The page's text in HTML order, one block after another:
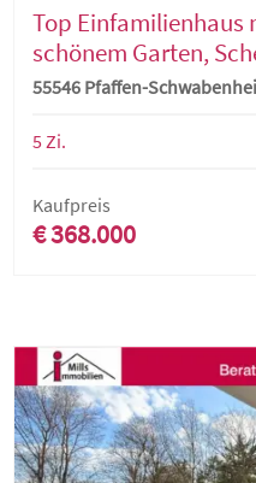
Top Einfamilienhaus
schönem Garten,
55546 Pfaffen-
5 Zi.
Kaufpreis
€ 368.000